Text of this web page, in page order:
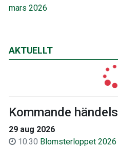
mars 2026
AKTUELLT
Kommande
29 aug 2026
10:30 Blomsterloppet